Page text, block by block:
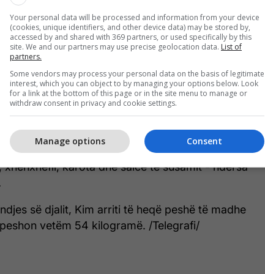
nga i njëjti vend. Nga Health Nut", ka thënë
The Kardashians".
Kimit është e përbërë nga gjoksi i copëtuar i
xhenxhefil, karota dhe salcë të susamit - ndërsa
së djalit, Kim arriti të heqë peshë të madhe
vetëm 54 kilogramë. /Telegrafi/
Your personal data will be processed and information from your device
(cookies, unique identifiers, and other device data) may be stored by,
accessed by and shared with 369 partners, or used specifically by this
site. We and our partners may use precise geolocation data. List of
partners.
Some vendors may process your personal data on the basis of legitimate
interest, which you can object to by managing your options below. Look
for a link at the bottom of this page or in the site menu to manage or
withdraw consent in privacy and cookie settings.
Consent
Manage options